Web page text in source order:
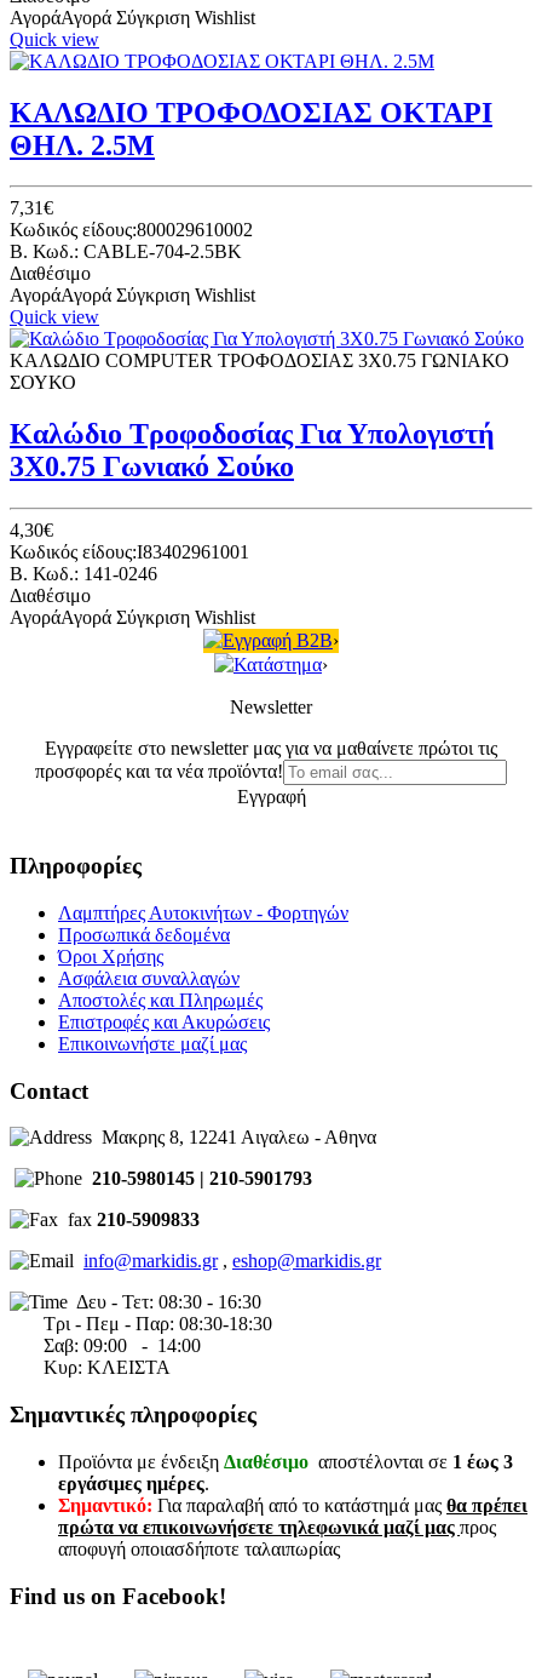
ΑγοράΑγορά Σύγκριση Wishlist
Quick view
ΚΑΛΩΔΙΟ ΤΡΟΦΟΔΟΣΙΑΣ ΟΚΤΑΡΙ
ΘΗΛ. 2.5Μ
7,31€
Κωδικός είδους:800029610002
B. Κωδ.: CABLE-704-2.5BK
Διαθέσιμο
ΑγοράΑγορά Σύγκριση Wishlist
Quick view
ΚΑΛΩΔΙΟ COMPUTER ΤΡΟΦΟΔΟΣΙΑΣ 3Χ0.75 ΓΩΝΙΑΚΟ
ΣΟΥΚΟ
Καλώδιο Τροφοδοσίας Για Υπολογιστή
3Χ0.75 Γωνιακό Σούκο
4,30€
Κωδικός είδους:I83402961001
B. Κωδ.: 141-0246
Διαθέσιμο
ΑγοράΑγορά Σύγκριση Wishlist
Εγγραφή B2B›
Κατάστημα›
Newsletter
Εγγραφείτε στο newsletter μας για να μαθαίνετε πρώτοι τις
προσφορές και τα νέα προϊόντα!
Εγγραφή
Πληροφορίες
Λαμπτήρες Αυτοκινήτων - Φορτηγών
Προσωπικά δεδομένα
Όροι Χρήσης
Ασφάλεια συναλλαγών
Αποστολές και Πληρωμές
Επιστροφές και Ακυρώσεις
Επικοινωνήστε μαζί μας
Contact
Μακρης 8, 12241 Αιγαλεω - Αθηνα
210-5980145 | 210-5901793
fax 210-5909833
info@markidis.gr, eshop@markidis.gr
Δευ - Τετ: 08:30 - 16:30
Τρι - Πεμ - Παρ: 08:30-18:30
Σαβ: 09:00 - 14:00
Κυρ: ΚΛΕΙΣΤΑ
Σημαντικές πληροφορίες
Προϊόντα με ένδειξη Διαθέσιμο αποστέλονται σε 1 έως 3
εργάσιμες ημέρες.
Σημαντικό: Για παραλαβή από το κατάστημά μας θα πρέπει
πρώτα να επικοινωνήσετε τηλεφωνικά μαζί μας προς
αποφυγή οποιασδήποτε ταλαιπωρίας
Find us on Facebook!